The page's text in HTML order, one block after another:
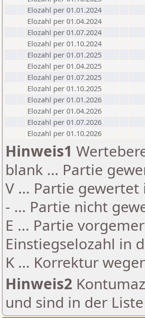
Elozahl per 01.01.2024
Elozahl per 01.04.2024
Elozahl per 01.07.2024
Elozahl per 01.10.2024
Elozahl per 01.01.2025
Elozahl per 01.04.2025
Elozahl per 01.07.2025
Elozahl per 01.10.2025
Elozahl per 01.01.2026
Elozahl per 01.04.2026
Elozahl per 01.07.2026
Elozahl per 01.10.2026
Hinweis1
blank ... Partie
V ... Partie
- ... Partie nicht
E ... Partie
Einstiegselozahl in
K ... Korrektur
Hinweis2
und sind in der